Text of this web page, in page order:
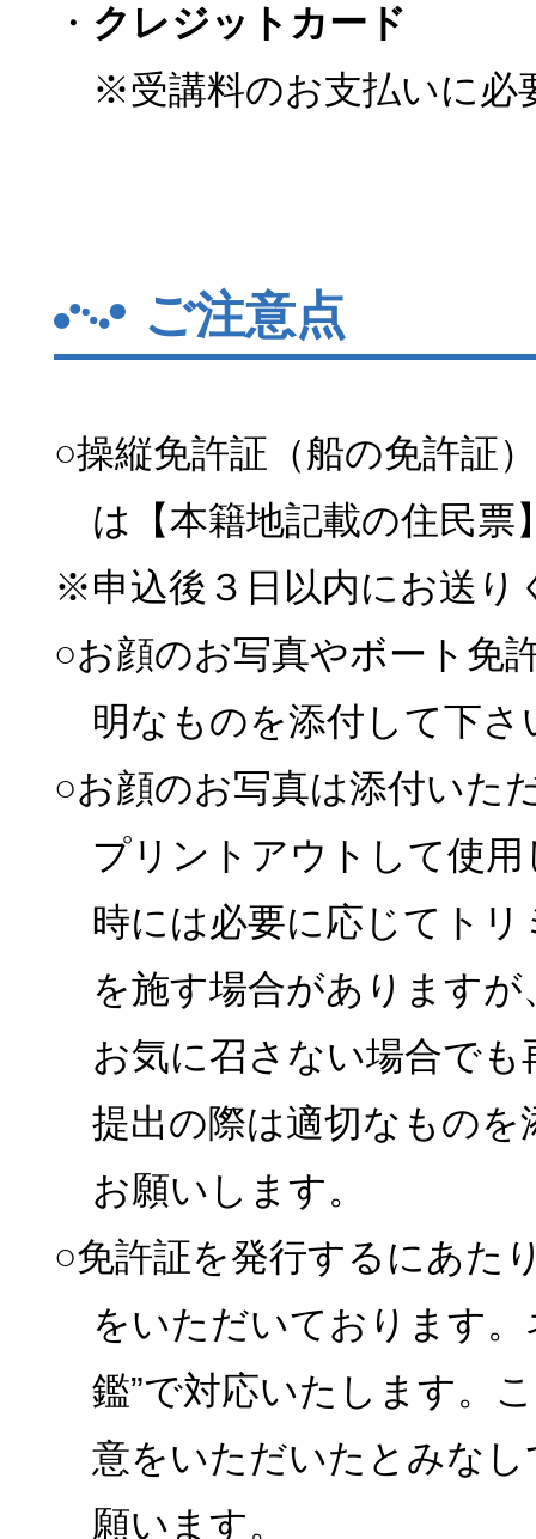
・ クレジットカード
※受講料のお支払いに必
ご注意点
○操縦免許証（船の免許証
は【本籍地記載の住民票
※申込後３日以内にお送り
○お顔のお写真やボート免
明なものを添付して下さ
○お顔のお写真は添付いた
プリントアウトして使用
時には必要に応じてト
を施す場合があります
お気に召さない場合で
提出の際は適切なもの
お願いします。
○免許証を発行するにあた
をいただいております
鑑”で対応いたします。
意をいただいたとみな
願います。